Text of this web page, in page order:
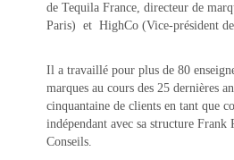
de Tequila France, directeur de
Paris) et HighCo (Vice-président
Il a travaillé pour plus de 80
marques au cours des 25 dernières
cinquantaine de clients en tant que
indépendant avec sa structure Frank
Conseils.